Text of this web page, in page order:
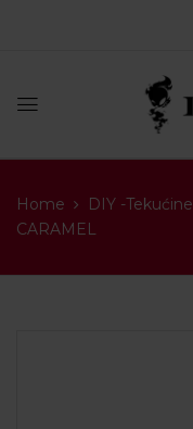
Home DIY -Tekućine
CARAMEL